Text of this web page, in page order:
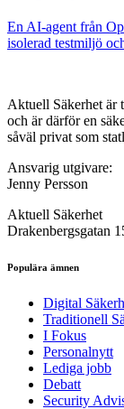
En AI-agent från
isolerad testmiljö
Aktuell Säkerhet är
och är därför en
såväl privat som
Ansvarig utgivare:
Jenny Persson
Aktuell Säkerhet
Drakenbergsgatan
Populära ämnen
Digital
Traditionell
I Fokus
Personalnytt
Lediga jobb
Debatt
Security